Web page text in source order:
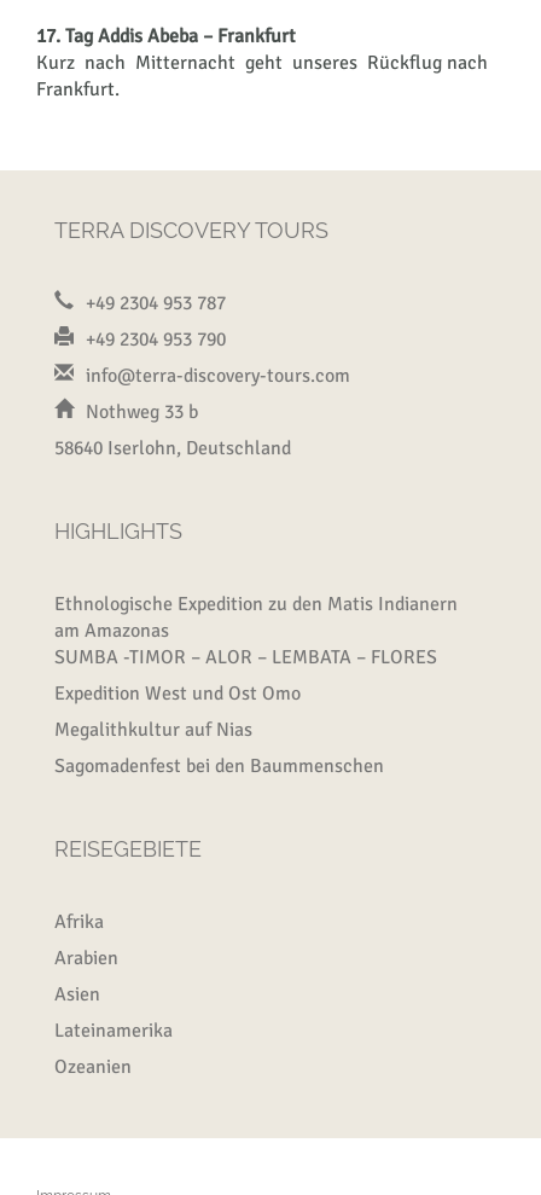
17. Tag Addis Abeba – Frankfurt
Kurz nach Mitternacht geht unseres Rückflug nach
Frankfurt.
TERRA DISCOVERY TOURS
+49 2304 953 787
+49 2304 953 790
info@terra-discovery-tours.com
Nothweg 33 b
58640 Iserlohn, Deutschland
HIGHLIGHTS
Ethnologische Expedition zu den Matis Indianern
am Amazonas
SUMBA -TIMOR – ALOR – LEMBATA – FLORES
Expedition West und Ost Omo
Megalithkultur auf Nias
Sagomadenfest bei den Baummenschen
REISEGEBIETE
Afrika
Arabien
Asien
Lateinamerika
Ozeanien